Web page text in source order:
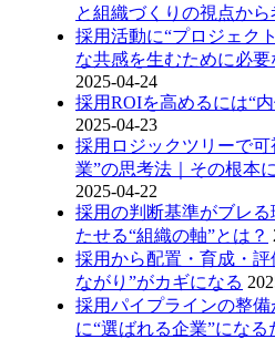
と組織づくりの視点から
採用活動に“プロジェク
な共感を生むために必
2025-04-24
採用ROIを高めるには“
2025-04-23
採用ロジックツリーで
業”の思考法｜その根本
2025-04-22
採用の判断基準がブレ
たせる“組織の軸”とは？
採用から配置・育成・
ながり”がカギになる
採用パイプラインの整
に“選ばれる企業”にな